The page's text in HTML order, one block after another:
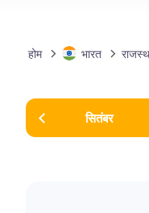
होम भारत
सितंबर